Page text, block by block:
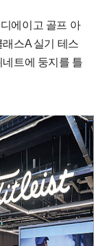
에이고 골프 아
스A 실기 테스
트에 둥지를 틀